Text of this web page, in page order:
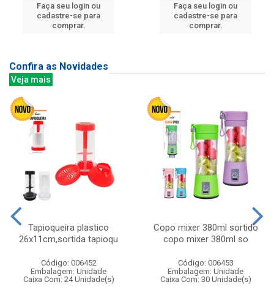
Faça seu login ou
cadastre-se para
comprar.
Faça seu login ou
cadastre-se para
comprar.
Confira as Novidades
Veja mais
Tapioqueira plastico
26x11cm,sortida tapioqu
Código: 006452
Embalagem: Unidade
Caixa Com: 24 Unidade(s)
Copo mixer 380ml sortido
copo mixer 380ml so
Código: 006453
Embalagem: Unidade
Caixa Com: 30 Unidade(s)